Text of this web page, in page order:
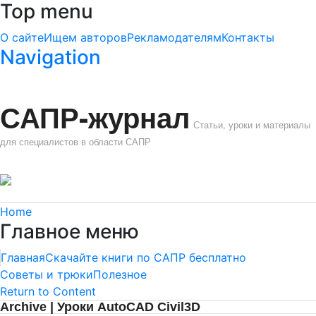
Top menu
О сайтеИщем авторовРекламодателямКонтакты
Navigation
САПР-журнал Статьи, уроки и материалы
для специалистов в области САПР
Home
Главное меню
ГлавнаяСкачайте книги по САПР бесплатно
Советы и трюкиПолезное
Return to Content
Archive | Уроки AutoCAD Civil3D